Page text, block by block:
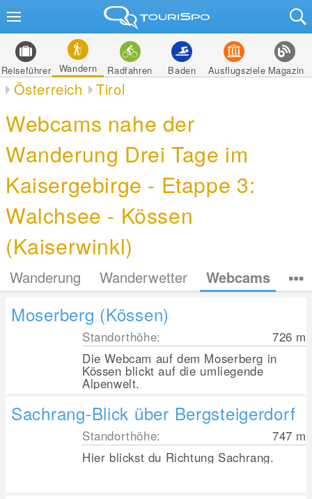
Reiseführer Wandern Radfahren Baden Ausflugsziele Magazin
Österreich Tirol
Webcams nahe der
Wanderung Drei Tage im
Kaisergebirge - Etappe 3:
Walchsee - Kössen
(Kaiserwinkl)
Wanderung Wanderwetter Webcams
Moserberg (Kössen)
Standorthöhe: 726 m
Die Webcam auf dem Moserberg in
Kössen blickt auf die umliegende
Alpenwelt.
Sachrang-Blick über Bergsteigerdorf
Standorthöhe: 747 m
Hier blickst du Richtung Sachrang.